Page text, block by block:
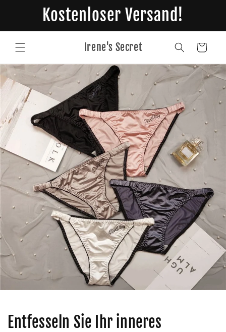
Kostenloser Versand!
Irene's Secret Warenkorb
Entfesseln Sie Ihr inneres